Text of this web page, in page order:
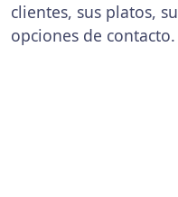
clientes, sus platos, su
opciones de contacto.